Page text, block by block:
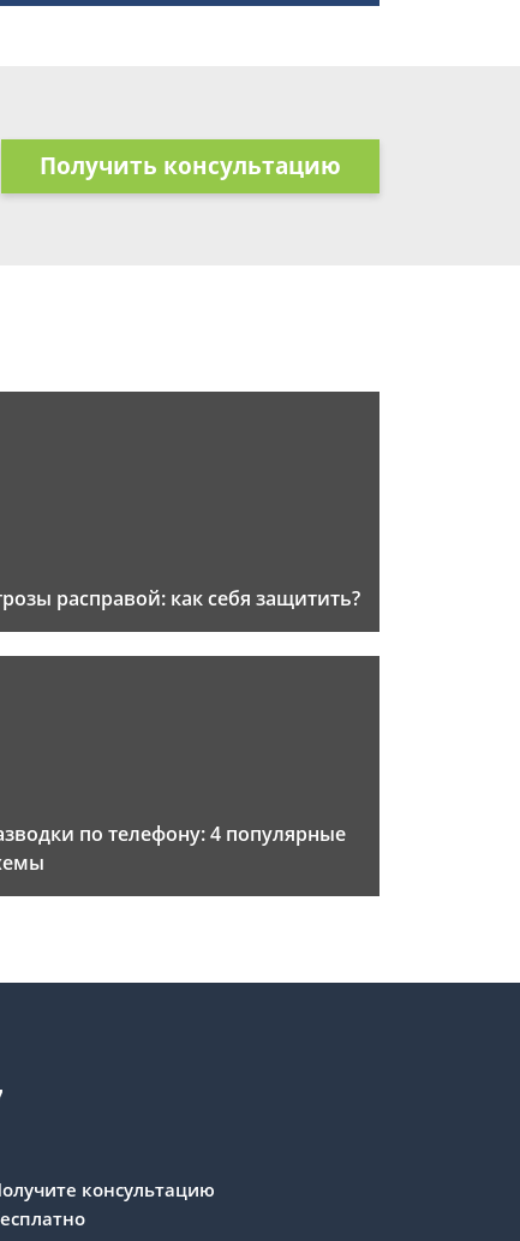
Получить консультацию
расправой: как себя защитить?
по телефону: 4 популярные
консультацию